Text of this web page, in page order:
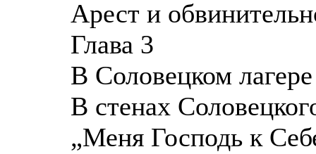
Арест и
Глава 3
В Соловецком лагере
В стенах
„Меня Господь к